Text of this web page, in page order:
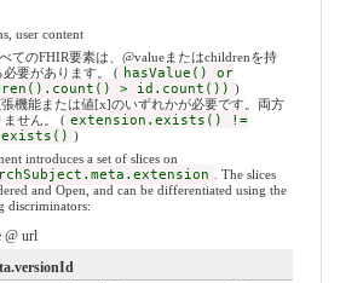
user content
てのFHIR要素は、@valueまたはchildrenを持
必要があります。 ( hasValue() or
> id.count()) )
張機能または値[x]のいずれかが必要です。両方
ません。 ( extension.exists() !=
)
introduces a set of slices on
. The slices
and Open, and can be differentiated using the
discriminators:
@ url